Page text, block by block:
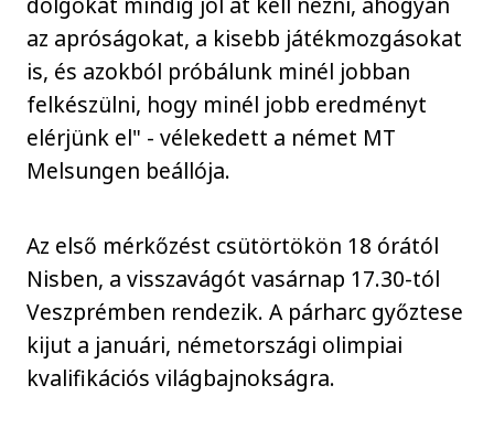
az apróságokat, a kisebb játékmozgásokat
is, és azokból próbálunk minél jobban
felkészülni, hogy minél jobb eredményt
elérjünk el" - vélekedett a német MT
Melsungen beállója.
Az első mérkőzést csütörtökön 18 órától
Nisben, a visszavágót vasárnap 17.30-tól
Veszprémben rendezik. A párharc győztese
kijut a januári, németországi olimpiai
kvalifikációs világbajnokságra.